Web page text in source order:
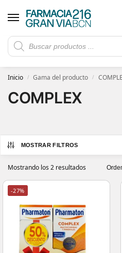
Rebajas de verano
5€ de descuento con el cupón
Inicio / Gama del producto /
COMPLEX
MOSTRAR FILTROS
Mostrando los 2 resultados
-27%